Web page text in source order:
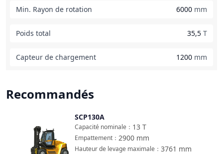
Min. Rayon de rotation 6000 mm
Poids total 35,5 T
Capteur de chargement 1200 mm
Recommandés
SCP130A
13 T
Capacité nominale ：
2900 mm
Empattement ：
3761 mm
Hauteur de levage maximale ：